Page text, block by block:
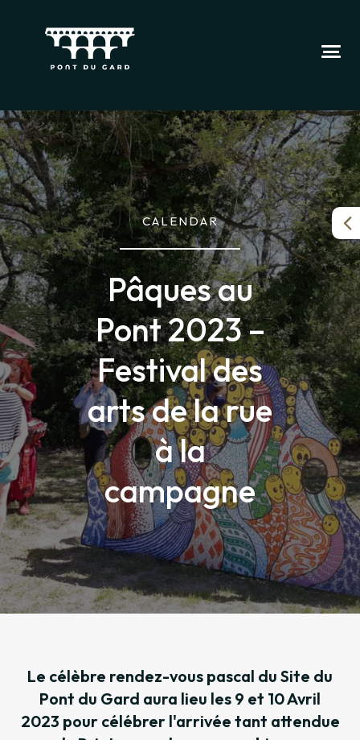
CALENDAR
Pâques au
Pont 2023 –
Festival des
arts de la rue
à la
campagne
Le célèbre rendez-vous pascal du Site du
Pont du Gard aura lieu les 9 et 10 Avril
2023 pour célébrer l'arrivée tant attendue